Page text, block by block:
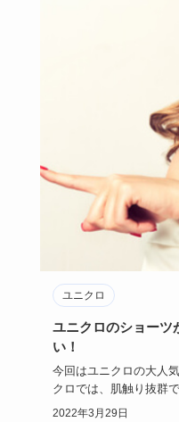
ユニクロ
ユニクロのショーツ
い！
今回はユニクロの大人
クロでは、肌触り抜群
目のないシーム…
2022年3月29日